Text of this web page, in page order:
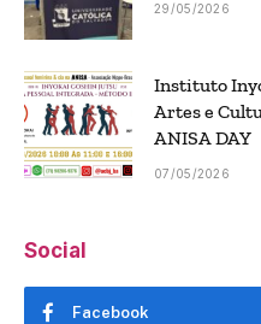
29/05/2026
Instituto
Artes e
ANISA DAY
07/05/2026
Social
Facebook